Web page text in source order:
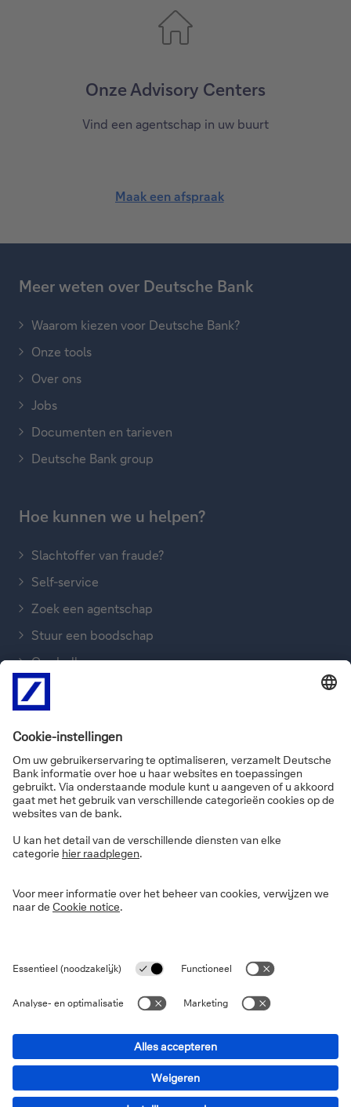
Onze Advisory Centers
Vind een agentschap in uw buurt
Maak een afspraak
Meer weten over Deutsche Bank
Waarom kiezen voor Deutsche Bank?
Onze tools
Over ons
Jobs
Documenten en tarieven
Deutsche Bank group
Hoe kunnen we u helpen?
Slachtoffer van fraude?
Self-service
Zoek een agentschap
Stuur een boodschap
Ons bellen
FAQ’s
Informatie over de site
Privacy
Disclaimer
Wettelijke informatie
Cookies
Toegankelijkheidsverklaring
Marnixlaan 13-15 1000 Brussel © 2026 Deutsche Bank AG